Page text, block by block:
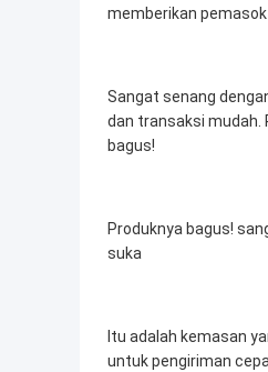
memberikan
Sangat senang
dan transaksi mudah.
bagus!
Produknya bagus!
suka
Itu adalah kemasan
untuk pengiriman